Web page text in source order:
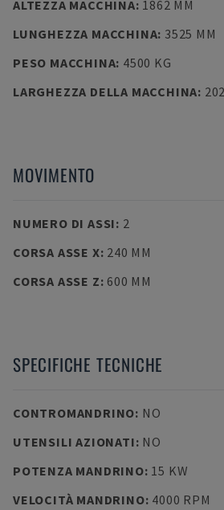
ALTEZZA MACCHINA: 1862 MM
LUNGHEZZA MACCHINA: 3525 MM
PESO MACCHINA: 4500 KG
LARGHEZZA DELLA MACCHINA:
MOVIMENTO
NUMERO DI ASSI: 2
CORSA ASSE X: 240 MM
CORSA ASSE Z: 600 MM
SPECIFICHE TECNICHE
CONTROMANDRINO: NO
UTENSILI AZIONATI: NO
POTENZA MANDRINO: 15 KW
VELOCITÀ MANDRINO: 4000 RPM